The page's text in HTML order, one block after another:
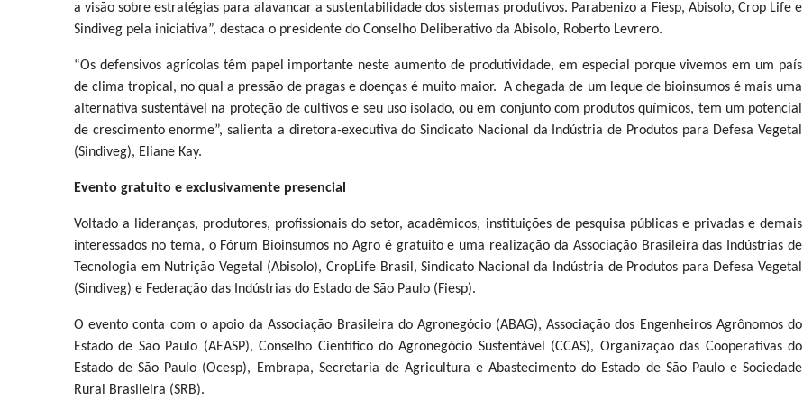
a visão sobre estratégias para alavancar a sustentabilidade dos sistemas produtivos. Parabenizo a Fiesp, Abisolo, Crop Life e
Sindiveg pela iniciativa”, destaca o presidente do Conselho Deliberativo da Abisolo, Roberto Levrero.
“Os defensivos agrícolas têm papel importante neste aumento de produtividade, em especial porque vivemos em um país
de clima tropical, no qual a pressão de pragas e doenças é muito maior. A chegada de um leque de bioinsumos é mais uma
alternativa sustentável na proteção de cultivos e seu uso isolado, ou em conjunto com produtos químicos, tem um potencial
de crescimento enorme”, salienta a diretora-executiva do Sindicato Nacional da Indústria de Produtos para Defesa Vegetal
(Sindiveg), Eliane Kay.
Evento gratuito e exclusivamente presencial
Voltado a lideranças, produtores, profissionais do setor, acadêmicos, instituições de pesquisa públicas e privadas e demais
interessados no tema, o Fórum Bioinsumos no Agro é gratuito e uma realização da Associação Brasileira das Indústrias de
Tecnologia em Nutrição Vegetal (Abisolo), CropLife Brasil, Sindicato Nacional da Indústria de Produtos para Defesa Vegetal
(Sindiveg) e Federação das Indústrias do Estado de São Paulo (Fiesp).
O evento conta com o apoio da Associação Brasileira do Agronegócio (ABAG), Associação dos Engenheiros Agrônomos do
Estado de São Paulo (AEASP), Conselho Científico do Agronegócio Sustentável (CCAS), Organização das Cooperativas do
Estado de São Paulo (Ocesp), Embrapa, Secretaria de Agricultura e Abastecimento do Estado de São Paulo e Sociedade
Rural Brasileira (SRB).